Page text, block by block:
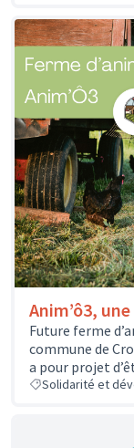
Anim’ô3,
Future ferme
commune de
a pour projet
Solidarité et